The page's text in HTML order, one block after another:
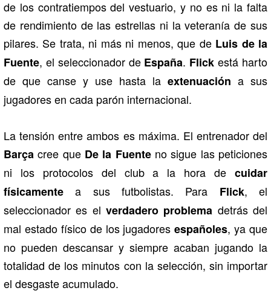
de los contratiempos del vestuario, y no es ni la falta
de rendimiento de las estrellas ni la veteranía de sus
pilares. Se trata, ni más ni menos, que de Luis de la
Fuente, el seleccionador de España. Flick está harto
de que canse y use hasta la extenuación a sus
jugadores en cada parón internacional.
La tensión entre ambos es máxima. El entrenador del
Barça cree que De la Fuenteno sigue las peticiones
ni los protocolos del club a la hora de cuidar
físicamente a sus futbolistas. Para Flick, el
seleccionador es el verdadero problema detrás del
mal estado físico de los jugadoresespañoles, ya que
no pueden descansar y siempre acaban jugando la
totalidad de los minutos con la selección, sin importar
el desgaste acumulado.